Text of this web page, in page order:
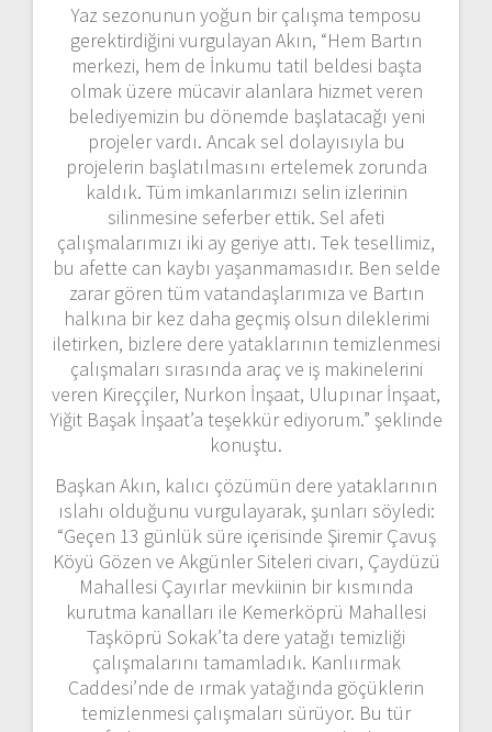
Yaz sezonunun yoğun bir çalışma temposu
gerektirdiğini vurgulayan Akın, “Hem Bartın
merkezi, hem de İnkumu tatil beldesi başta
olmak üzere mücavir alanlara hizmet veren
belediyemizin bu dönemde başlatacağı yeni
projeler vardı. Ancak sel dolayısıyla bu
projelerin başlatılmasını ertelemek zorunda
kaldık. Tüm imkanlarımızı selin izlerinin
silinmesine seferber ettik. Sel afeti
çalışmalarımızı iki ay geriye attı. Tek tesellimiz,
bu afette can kaybı yaşanmamasıdır. Ben selde
zarar gören tüm vatandaşlarımıza ve Bartın
halkına bir kez daha geçmiş olsun dileklerimi
iletirken, bizlere dere yataklarının temizlenmesi
çalışmaları sırasında araç ve iş makinelerini
veren Kireççiler, Nurkon İnşaat, Ulupınar İnşaat,
Yiğit Başak İnşaat’a teşekkür ediyorum.” şeklinde
konuştu.
Başkan Akın, kalıcı çözümün dere yataklarının
ıslahı olduğunu vurgulayarak, şunları söyledi:
“Geçen 13 günlük süre içerisinde Şiremir Çavuş
Köyü Gözen ve Akgünler Siteleri civarı, Çaydüzü
Mahallesi Çayırlar mevkiinin bir kısmında
kurutma kanalları ile Kemerköprü Mahallesi
Taşköprü Sokak’ta dere yatağı temizliği
çalışmalarını tamamladık. Kanlıırmak
Caddesi’nde de ırmak yatağında göçüklerin
temizlenmesi çalışmaları sürüyor. Bu tür